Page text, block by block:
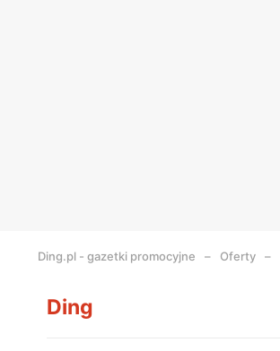
Ding.pl - gazetki promocyjne Oferty
Ding